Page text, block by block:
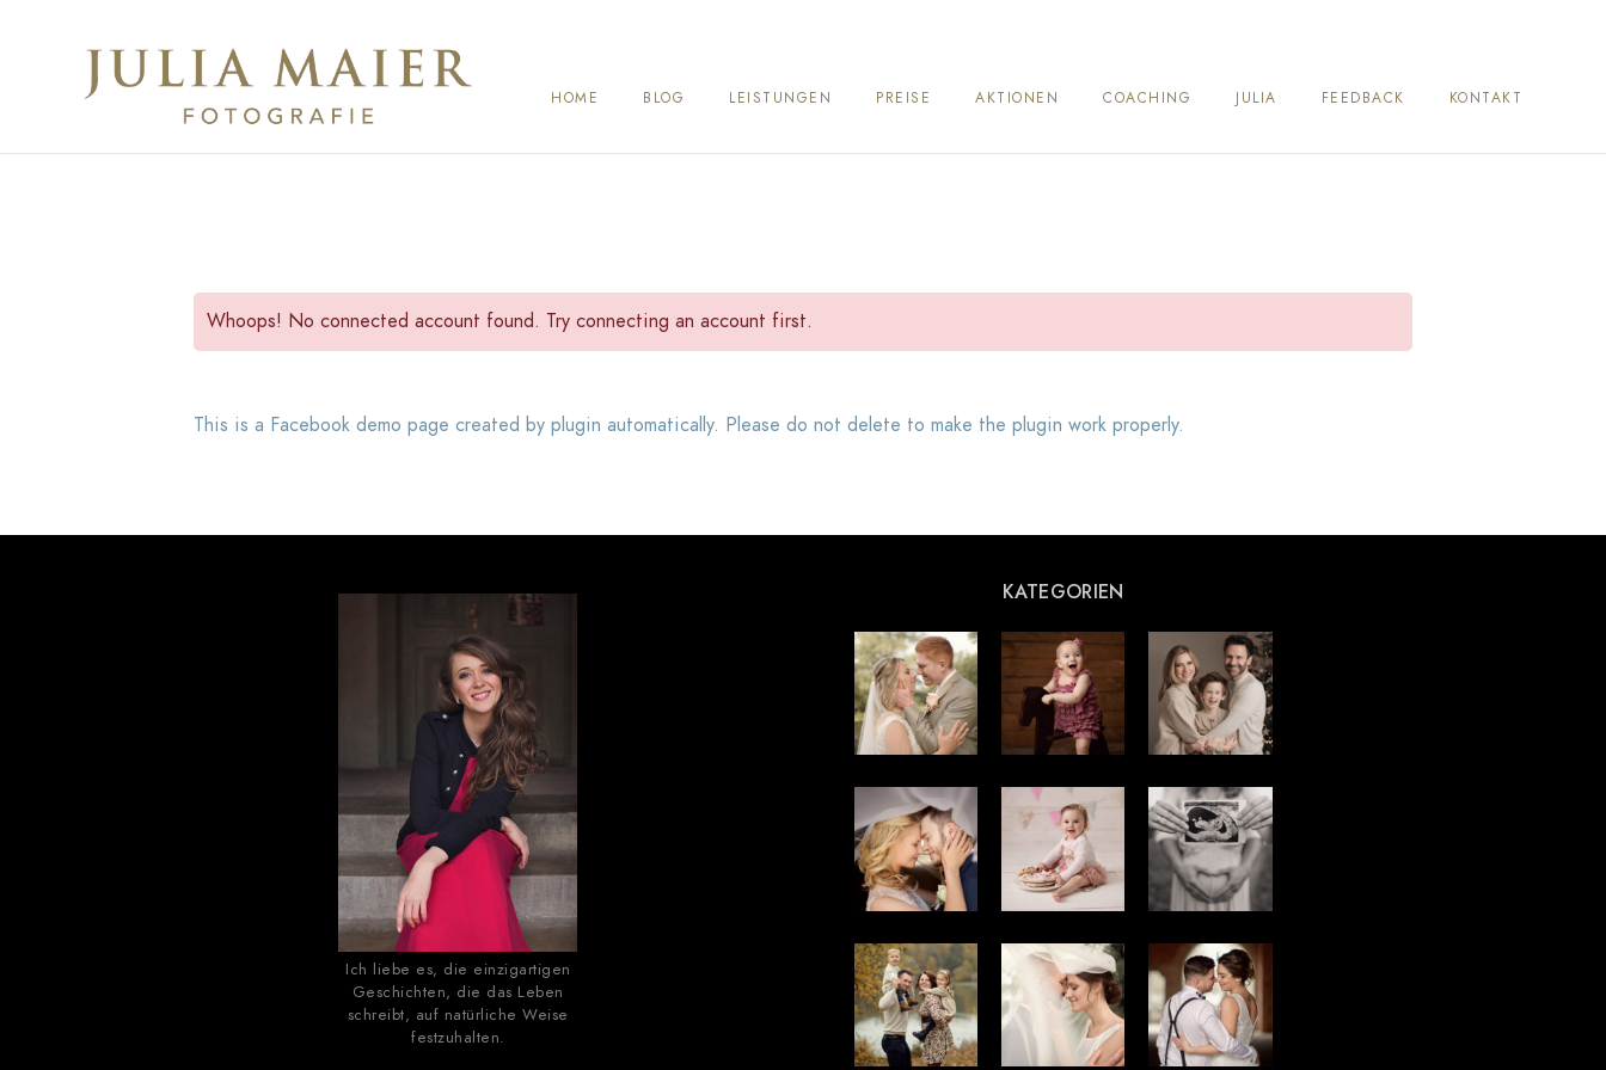
HOME BLOG LEISTUNGEN PREISE AKTIONEN COACHING JULIA FEEDBACK KONTAKT
Whoops! No connected account found. Try connecting an account first.
This is a Facebook demo page created by plugin automatically. Please do not delete to make the plugin work properly.
Ich liebe es, die einzigartigen
Geschichten, die das Leben
schreibt, auf natürliche Weise
festzuhalten.
KATEGORIEN